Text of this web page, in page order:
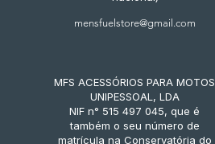
mensfuelstore@gmail.com
MFS ACESSÓRIOS PARA MOTOS
UNIPESSOAL, LDA
NIF n° 515 497 045, que é
também o seu número de
matrícula na Conservatória do